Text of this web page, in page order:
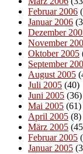
Februar 2006
Januar 2006
Dezember
November
Oktober 2005
September
August 2005
Juli 2005 (40)
Juni 2005 (36)
Mai 2005 (61)
April 2005 (8)
März 2005
Februar 2005
Januar 2005